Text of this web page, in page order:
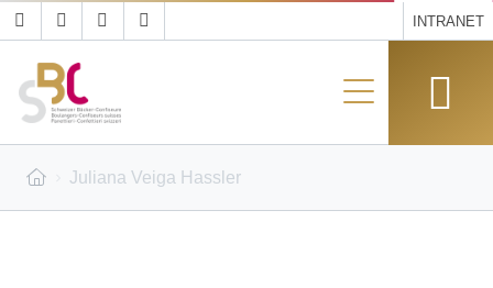
INTRANET
Juliana Veiga Hassler